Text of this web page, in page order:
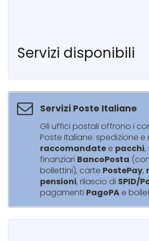
Servizi disponibili
Servizi Poste Italiane
Gli uffici postali offrono i
Poste Italiane: spedizione e
raccomandate e pacchi,
finanziari BancoPosta
bollettini), carte PostePay,
pensioni, rilascio di SPID/
pagamenti PagoPA e